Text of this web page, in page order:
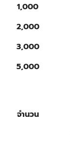
1,000
2,000
3,000
5,000
จำนวน